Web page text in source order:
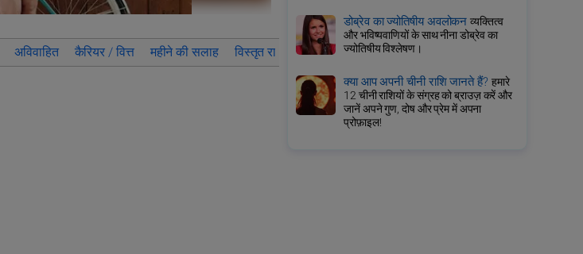
अविवाहित कैरियर / वित्त महीने की सलाह विस्तृत राशिफल कुंभ वर्ष 2029 के लिए कुंभ राशि वालों के लिए राशिफल का
डोब्रेव का ज्योतिषीय अवलोकनव्यक्तित्व
और भविष्यवाणियों के साथ नीना डोब्रेव का
ज्योतिषीय विश्लेषण।
क्या आप अपनी चीनी राशि जानते हैं? हमारे
12 चीनी राशियों के संग्रह को ब्राउज़ करें और
जानें अपने गुण, दोष और प्रेम में अपना
प्रोफ़ाइल!